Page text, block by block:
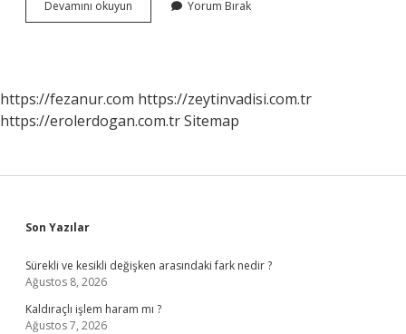
Devamını okuyun Arkeolog
Kazı
Yorum Bırak
https://fezanur.com https://zeytinvadisi.com.tr
https://erolerdogan.com.trSitemap
Sidebar
Son Yazılar
Sürekli ve kesikli değişken arasındaki fark nedir ?
Ağustos 8, 2026
Kaldıraçlı işlem haram mı ?
Ağustos 7, 2026